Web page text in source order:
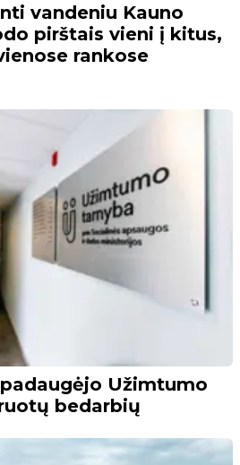
vandeniu Kauno
pirštais vieni į kitus,
rankose
Užimtumo
bedarbių